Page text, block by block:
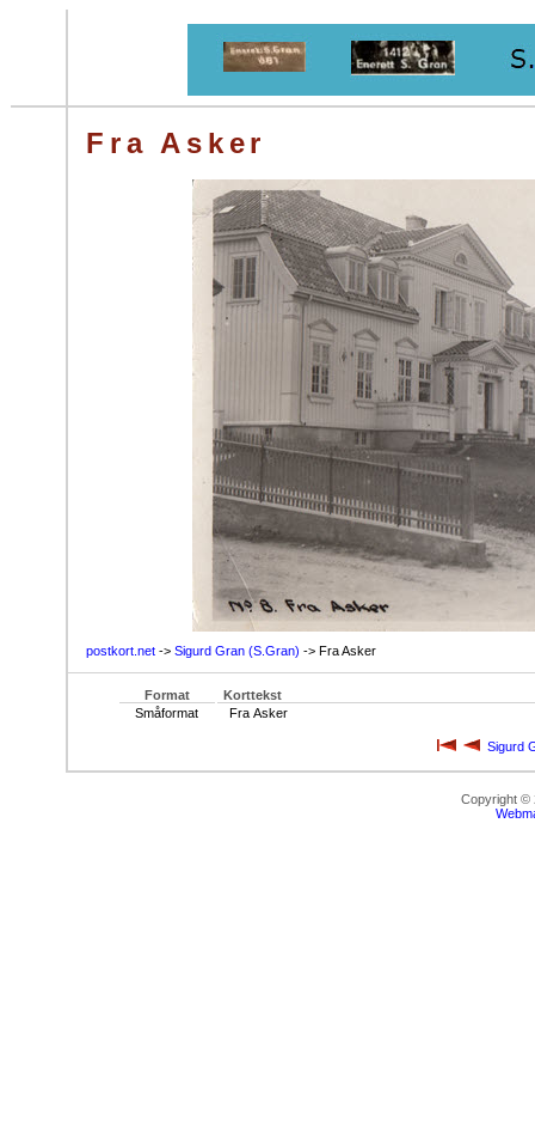
Fra Asker
postkort.net -> Sigurd Gran (S.Gran) -> Fra Asker
Format
Korttekst
Småformat
Fra Asker
Sigurd
Copyright ©